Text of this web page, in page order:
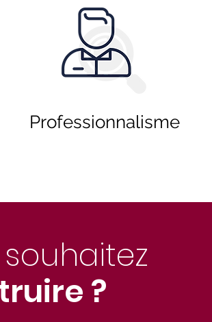
Professionnalisme
?